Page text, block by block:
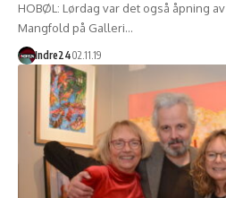
HOBØL: Lørdag var det også åpning
Mangfold på Galleri…
Indre2402.11.19